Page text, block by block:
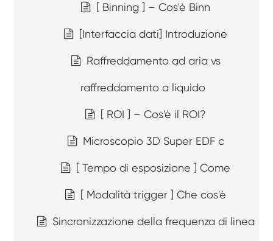
[ Binning ] – Cos'è Binn
[Interfaccia dati] Introduzione
Raffreddamento ad aria vs
raffreddamento a liquido
[ ROI ] – Cos'è il ROI?
Microscopio 3D Super EDF c
[ Tempo di esposizione ] Come
[ Modalità trigger ] Che cos'è
Sincronizzazione della frequenza di linea